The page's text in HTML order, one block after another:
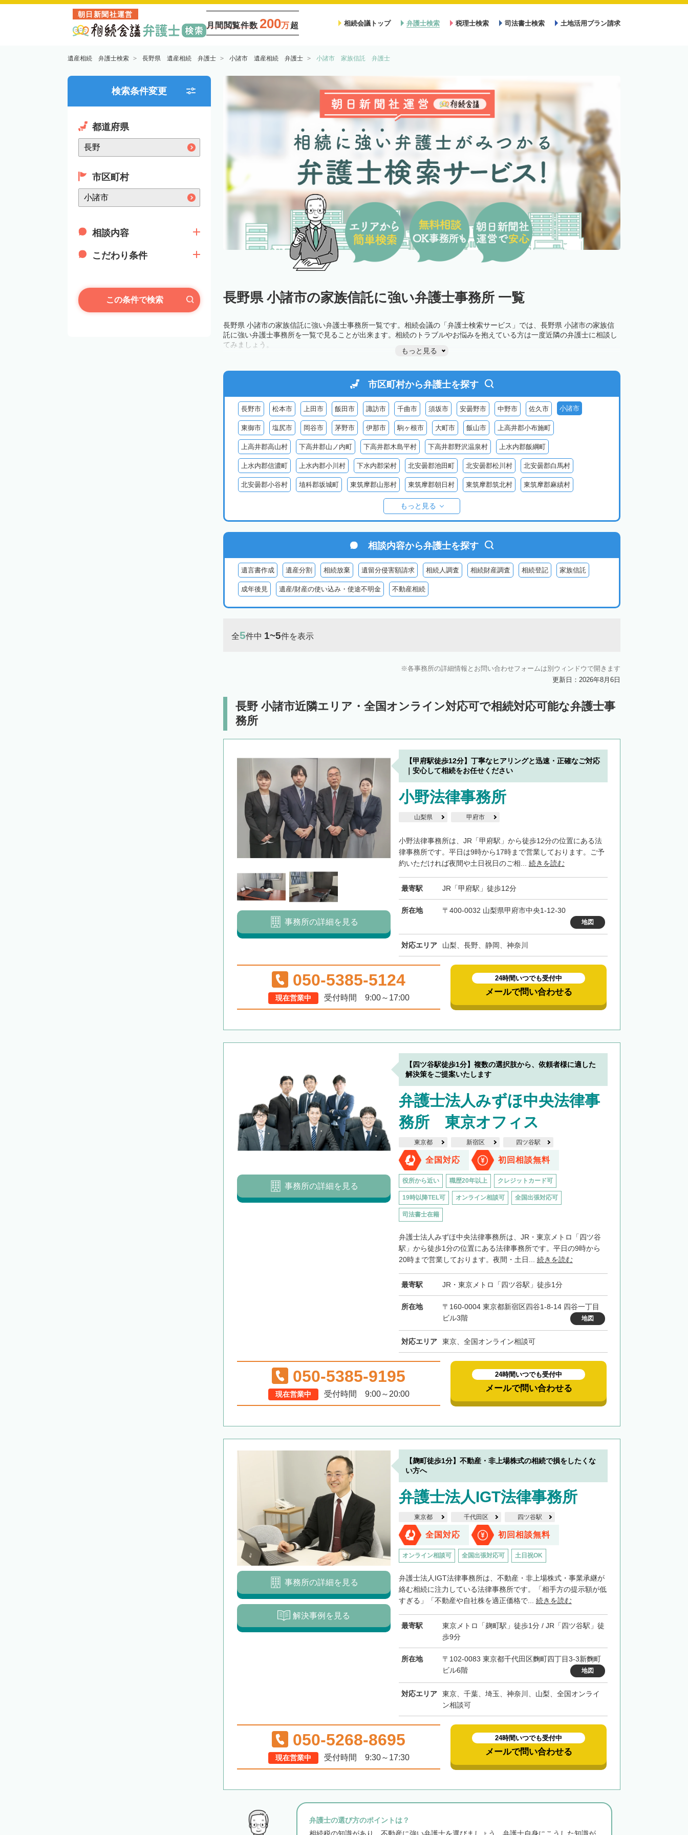
朝日新聞社運営
月間閲覧件数 200万超 相続会議トップ 弁護士検索 税理士検索 司法書士検索 土地活用プラン請求
遺産相続 弁護士検索 長野県 遺産相続 弁護士 小諸市 遺産相続 弁護士 小諸市 家族信託 弁護士
検索条件変更
都道府県
市区町村
相談内容
こだわり条件
この条件で検索 長野県 小諸市の家族信託に強い弁護士事務所 一覧
長野県 小諸市の家族信託に強い弁護士事務所一覧です。相続会議の「弁護士検索サービス」では、長野県 小諸市の家族信
託に強い弁護士事務所を一覧で見ることが出来ます。相続のトラブルやお悩みを抱えている方は一度近隣の弁護士に相談し
てみましょう。
もっと見る
市区町村から弁護士を探す
長野市 松本市 上田市 飯田市 諏訪市 千曲市 須坂市 安曇野市 中野市 佐久市 小諸市
東御市 塩尻市 岡谷市 茅野市 伊那市 駒ヶ根市 大町市 飯山市 上高井郡小布施町
上高井郡高山村 下高井郡山ノ内町 下高井郡木島平村 下高井郡野沢温泉村 上水内郡飯綱町
上水内郡信濃町 上水内郡小川村 下水内郡栄村 北安曇郡池田町 北安曇郡松川村 北安曇郡白馬村
北安曇郡小谷村 埴科郡坂城町 東筑摩郡山形村 東筑摩郡朝日村 東筑摩郡筑北村 東筑摩郡麻績村
北佐久郡軽井沢町
南佐久郡佐久穂町 南佐久郡川上村 南佐久郡小海町 南佐久郡南牧村 南佐久郡南相木村 南佐久郡北相木村
諏訪郡原村 木曽郡木曽町 木曽郡上松町
木曽郡大桑村 木曽郡木祖村 木曽郡王滝村 上伊那郡箕輪町 上伊那郡辰野町 上伊那郡宮田村
上伊那郡南箕輪村 上伊那郡飯島町 上伊那郡中川村 下伊那郡高森町 下伊那郡松川町 下伊那郡豊丘村
下伊那郡阿智村 下伊那郡喬木村 下伊那郡阿南町 下伊那郡下條村
もっと見る
相談内容から弁護士を探す
遺言書作成 遺産分割 相続放棄 遺留分侵害額請求 相続人調査 相続財産調査 相続登記 家族信託
成年後見 遺産/財産の使い込み・使途不明金 不動産相続
全5件中 1~5件を表示
各事務所の詳細情報とお問い合わせフォームは別ウィンドウで開きます
更新日：2026年8月6日
長野 小諸市近隣エリア・全国オンライン対応可で相続対応可能な弁護士事
務所
【甲府駅徒歩12分】丁寧なヒアリングと迅速・正確なご対応
｜安心して相続をお任せください
小野法律事務所
山梨県 甲府市
小野法律事務所は、JR「甲府駅」から徒歩12分の位置にある法
律事務所です。平日は9時から17時まで営業しております。ご予
約いただければ夜間や土日祝日のご相... 続きを読む
最寄駅 JR「甲府駅」徒歩12分
所在地 〒400-0032 山梨県甲府市中央1-12-30
地図
対応エリア 山梨、長野、静岡、神奈川
事務所の詳細を見る
050-5385-5124
現在営業中 受付時間 9:00～17:00
24時間いつでも受付中
メールで問い合わせる
【四ツ谷駅徒歩1分】複数の選択肢から、依頼者様に適した
解決策をご提案いたします
弁護士法人みずほ中央法律事
務所 東京オフィス
東京都 新宿区 四ツ谷駅
全国対応 初回相談無料
役所から近い 職歴20年以上 クレジットカード可
19時以降TEL可 オンライン相談可 全国出張対応可
司法書士在籍
弁護士法人みずほ中央法律事務所は、JR・東京メトロ「四ツ谷
駅」から徒歩1分の位置にある法律事務所です。平日の9時から
20時まで営業しております。夜間・土日... 続きを読む
最寄駅 JR・東京メトロ「四ツ谷駅」徒歩1分
所在地
〒160-0004 東京都新宿区四谷1-8-14 四谷一丁目
ビル3階
地図
対応エリア 東京、全国オンライン相談可
事務所の詳細を見る
050-5385-9195
現在営業中 受付時間 9:00～20:00
24時間いつでも受付中
メールで問い合わせる
【麹町徒歩1分】不動産・非上場株式の相続で損をしたくな
い方へ
弁護士法人IGT法律事務所
東京都 千代田区 四ツ谷駅
全国対応 初回相談無料
オンライン相談可 全国出張対応可 土日祝OK
弁護士法人IGT法律事務所は、不動産・非上場株式・事業承継が
絡む相続に注力している法律事務所です。「相手方の提示額が低
すぎる」「不動産や自社株を適正価格で... 続きを読む
最寄駅
東京メトロ「麹町駅」徒歩1分 / JR「四ツ谷駅」徒
歩9分
所在地
〒102-0083 東京都千代田区麴町四丁目3-3新麴町
ビル6階
地図
対応エリア
東京、千葉、埼玉、神奈川、山梨、全国オンライ
ン相談可
事務所の詳細を見る
解決事例を見る
050-5268-8695
現在営業中 受付時間 9:30～17:30
24時間いつでも受付中
メールで問い合わせる
弁護士の選び方のポイントは？